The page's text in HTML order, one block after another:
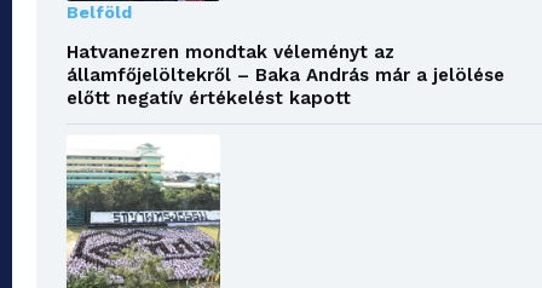
Belföld
Hatvanezren mondtak véleményt az
államfőjelöltekről – Baka András már a jelölése
előtt negatív értékelést kapott